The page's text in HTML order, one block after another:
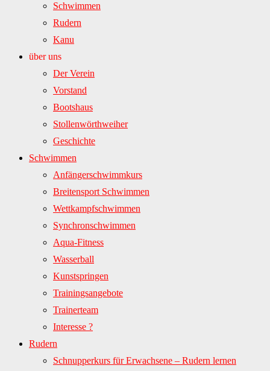
Schwimmen
Rudern
Kanu
über uns
Der Verein
Vorstand
Bootshaus
Stollenwörthweiher
Geschichte
Schwimmen
Anfängerschwimmkurs
Breitensport Schwimmen
Wettkampfschwimmen
Synchronschwimmen
Aqua-Fitness
Wasserball
Kunstspringen
Trainingsangebote
Trainerteam
Interesse ?
Rudern
Schnupperkurs für Erwachsene – Rudern lernen